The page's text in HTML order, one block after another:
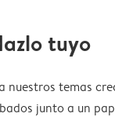
tuyo
nuestros temas
junto a un